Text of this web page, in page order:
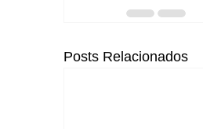
Posts Relacionados